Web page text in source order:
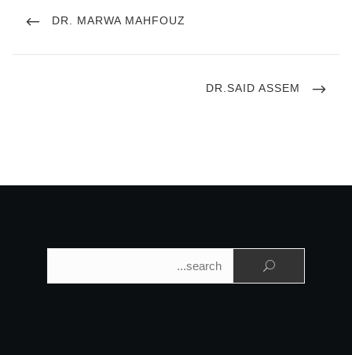
المقالات
PREVIOUS
DR. MARWA MAHFOUZ
NEXT
DR.SAID ASSEM